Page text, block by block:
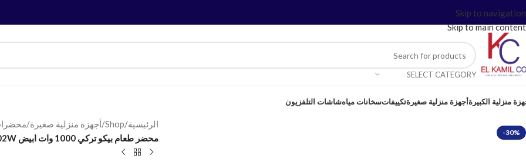
Skip to navigation
Skip to main content
SELECT CATEGORY
منزلية الكبيرةأجهزة منزلية صغيرةتكييفاتسخانات مياهشاشات التلفزيون
-30%
الرئيسية/
Shop
/أجهزة منزلية صغيرة/
محضر طعام بيكو تركي 1000 وات ابيض FPP4402W